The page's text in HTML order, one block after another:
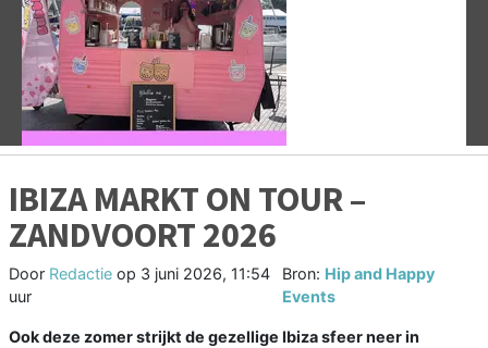
Vorige
IBIZA MARKT ON TOUR –
ZANDVOORT 2026
Door Redactie op 3 juni 2026, 11:54
uur
Bron: Hip and Happy
Events
Ook deze zomer strijkt de gezellige Ibiza sfeer neer in